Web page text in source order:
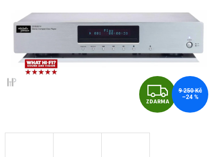
Z
D
ZDARMA
9 250 Kč
–24 %